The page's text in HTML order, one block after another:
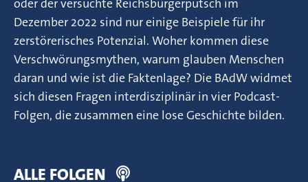
oder der versuchte Reichsbürgerputsch im
Dezember 2022 sind nur einige Beispiele für ihr
zerstörerisches Potenzial. Woher kommen diese
Verschwörungsmythen, warum glauben Menschen
daran und wie ist die Faktenlage? Die BAdW widmet
sich diesen Fragen interdisziplinär in vier Podcast-
Folgen, die zusammen eine lose Geschichte bilden.
ALLE FOLGEN